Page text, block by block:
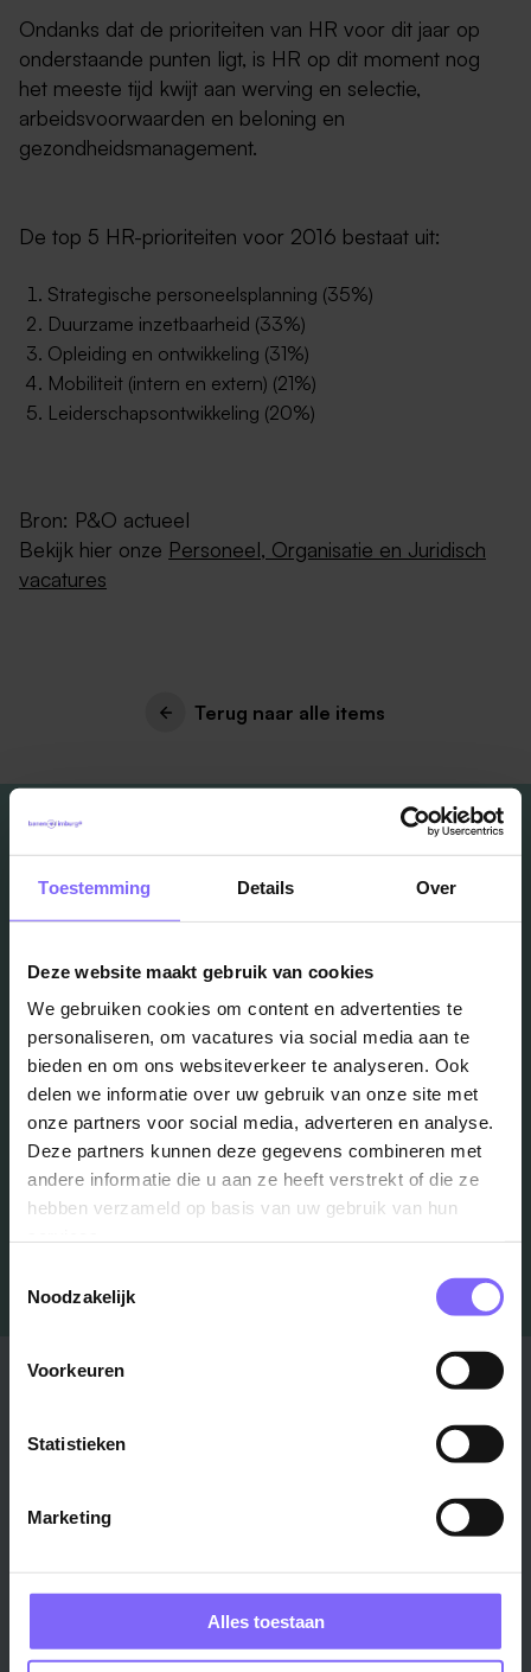
Toestemming Details Over
Deze website maakt gebruik van cookies
We gebruiken cookies om content en advertenties te
personaliseren, om vacatures via social media aan te
bieden en om ons websiteverkeer te analyseren. Ook
delen we informatie over uw gebruik van onze site met
onze partners voor social media, adverteren en analyse.
Deze partners kunnen deze gegevens combineren met
andere informatie die u aan ze heeft verstrekt of die ze
hebben verzameld op basis van uw gebruik van hun
Noodzakelijk
Voorkeuren
Statistieken
Marketing
Alles toestaan
Ondanks dat de prioriteiten van HR voor dit jaar op
onderstaande punten ligt, is HR op dit moment nog
het meeste tijd kwijt aan werving en selectie,
arbeidsvoorwaarden en beloning en
gezondheidsmanagement.
De top 5 HR-prioriteiten voor 2016 bestaat uit:
Strategische personeelsplanning (35%)
Duurzame inzetbaarheid (33%)
Opleiding en ontwikkeling (31%)
Mobiliteit (intern en extern) (21%)
Leiderschapsontwikkeling (20%)
Bron: P&O actueel
Bekijk hier onze Personeel, Organisatie en Juridisch
vacatures
Terug naar alle items
Vacatures
in je mailbox?
Schrijf je in en we houden je op de hoogte
Job Alert instellen
Stad
Roermond ›
Alle steden ›
Vakgebied Functie